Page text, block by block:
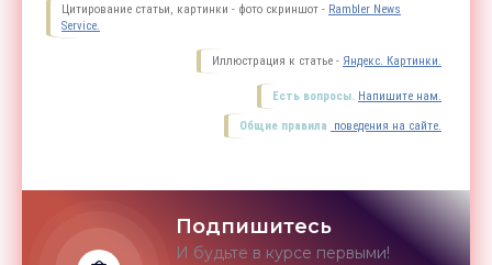
Цитирование статьи, картинки - фото скриншот - Rambler News
Service.
Иллюстрация к статье - Яндекс. Картинки.
Есть вопросы. Напишите нам.
Общие правила поведения на сайте.
Подпишитесь
И будьте в курсе первыми!